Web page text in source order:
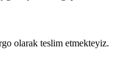
olarak teslim etmekteyiz.